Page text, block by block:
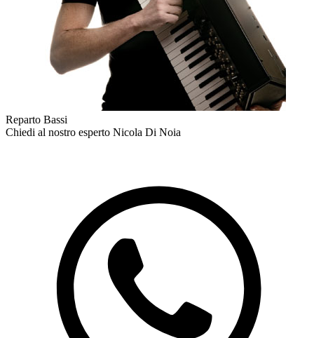
Reparto Bassi
Chiedi al nostro esperto Nicola Di Noia